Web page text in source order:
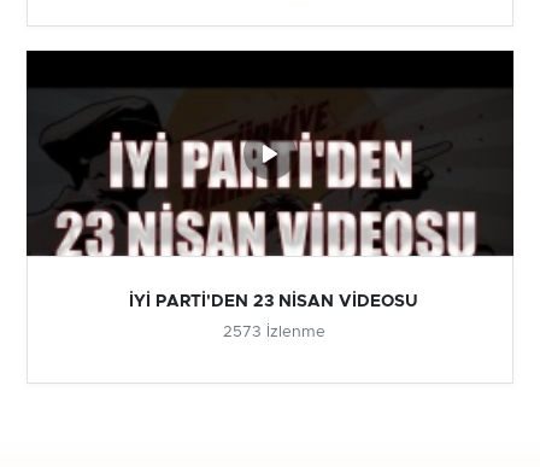
İYİ PARTİ'DEN 23 NİSAN VİDEOSU
2573 İzlenme